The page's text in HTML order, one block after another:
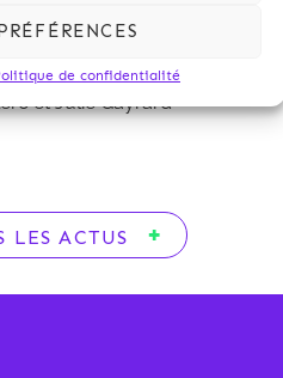
de confidentialité
pour leur confiance
l’équipe Contentieux et
et Julie Gayrard
LES ACTUS